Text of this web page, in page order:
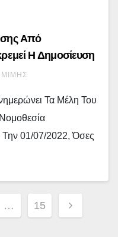
Από
Η Δημοσίευση
Γ.Ε.ΜΗ.
Τα Μέλη Του
01/07/2022, Όσες
… 15